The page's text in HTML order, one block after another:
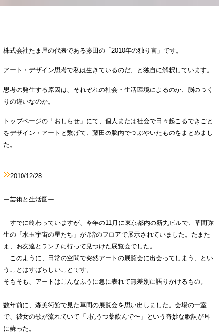
株式会社たま屋の代表である藤田の「2010年の独り言」です。
アート・デザイン思考で私は生きているのだ、と独自に解釈しています。
思考の発生する原因は、それぞれの社会・生活環境によるのか、脳のつく
りの違いなのか。
トップページの「おしらせ」にて、個人または社会で日々起こるできごと
をデザイン・アートと繋げて、藤田の脳内でつぶやいたものをまとめまし
た。
2010/12/28
ー芸術と生活圏ー
すでに終わっていますが、今年の11月に東京都内の新丸ビルで、草間弥
生の「水玉宇宙の星たち」が7階のフロアで展示されていました。たまた
ま、お友達とランチに行って見つけた展覧会でした。
このように、日常の空間で突然アートの展覧会に出会ってしまう、とい
うことはすばらしいことです。
そもそも、アートはこんなふうに急に表れて無差別に語りかけるもの。
数年前に、森美術館で見た草間の展覧会を思い出しました。会場の一室
で、彼女の歌が流れていて「♪抗うつ薬飲んで〜」という奇妙な歌詞が耳
に蘇った。